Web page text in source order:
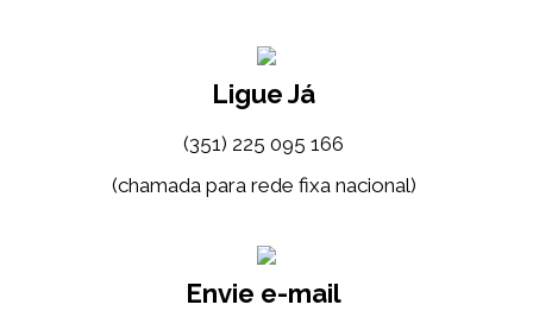
Ligue Já
(351) 225 095 166
(chamada para rede fixa nacional)
Envie e-mail